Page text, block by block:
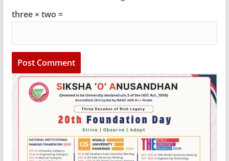
three × two =